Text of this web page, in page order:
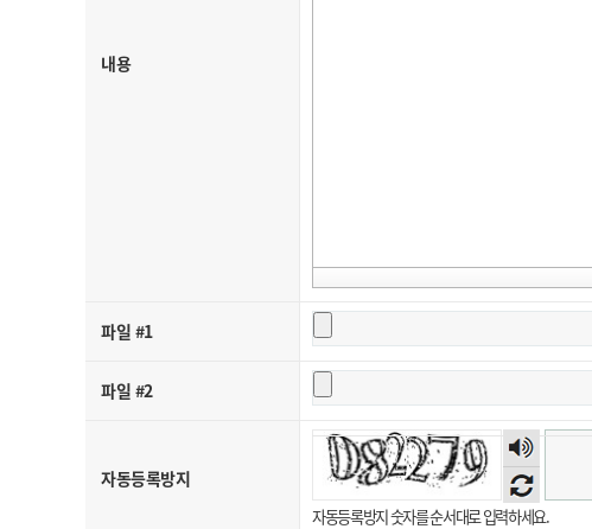
내용
파일 #1
파일 #2
자동등록방지
숫자
음성
듣기
자동등록방지 숫자를 순서대로 입력하세요.